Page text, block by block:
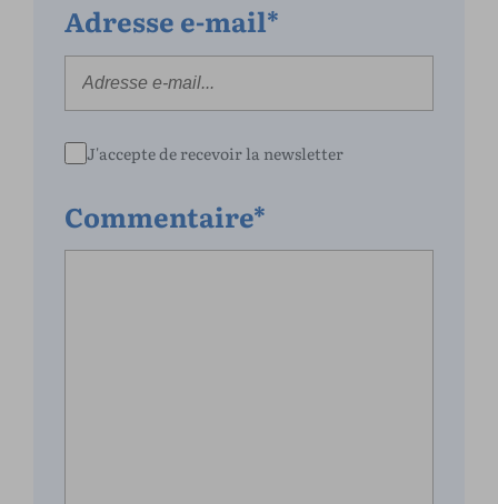
Adresse e-mail*
J'accepte de recevoir la newsletter
Commentaire*